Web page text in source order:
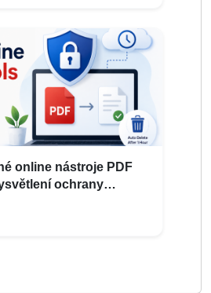
online nástroje PDF
ochrany